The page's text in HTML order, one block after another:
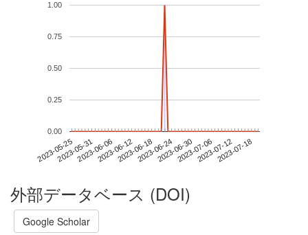
2023-05-252023-05-312023-06-062023-06-122023-06-182023-06-242023-06-302023-07-062023-07-122023-07-18
0.00
0.25
0.50
0.75
1.00
外部データベース (DOI)
Google Scholar